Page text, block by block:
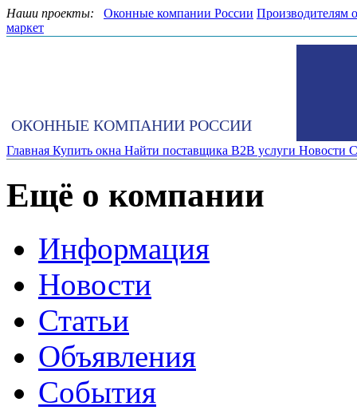
Наши проекты: Оконные компании России Производителям
маркет
ОКОННЫЕ КОМПАНИИ РОССИИ
Главная Купить окна Найти поставщика B2B услуги Новости
Ещё о компании
Информация
Новости
Статьи
Объявления
События